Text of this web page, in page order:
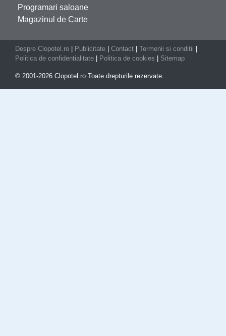
Programari saloane
Magazinul de Carte
Despre Clopotel.ro Publicitate Contact Termenii si conditii
Politica de confidentialitate
Politica de cookies Sitemap
© 2001-2026 Clopotel.ro Toate drepturile rezervate.